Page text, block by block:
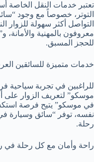
تعتبر خدمات النقل الخاصة
التوتر، خصوصاً مع وجود
التواصل أكثر سهولة للزوار
معروفون بالمهنية
للحجز المسبق.
خدمات متميزة للسائقين
للراغبين في تجربة سياحية
موسكو” لتعريف الزوار
في موسكو” يتيح فرصة
نفسه، توفر “سائق وسيارة
رحلة.
راحة وأمان مع كل رحلة في